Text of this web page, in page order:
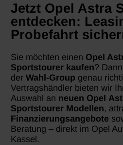
Jetzt Opel Astra
entdecken:
Probefahrt
Sie möchten einen Opel
Sportstourer kaufen?
derWahl-Group genau
Vertragshändler bieten wir
Auswahl an neuen Opel
Sportstourer Modellen,
Finanzierungsangebote
Beratung – direkt im Opel
Kassel.